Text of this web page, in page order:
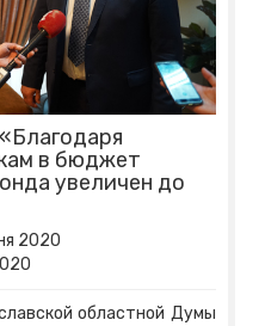
в бюджет
увеличен до
2020
областной Думы